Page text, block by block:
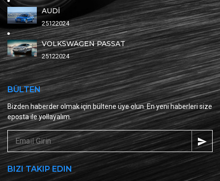
AUDİ
25122024
VOLKSWAGEN PASSAT
25122024
BÜLTEN
Bizden haberder olmak için bültene üye olun. En yeni haberleri size
eposta ile yollayalım.
BIZI TAKIP EDIN